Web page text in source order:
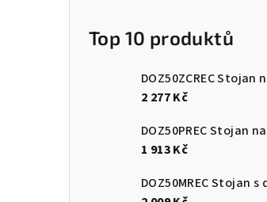
Top 10 produktů
2 277 Kč
1 913 Kč